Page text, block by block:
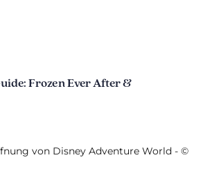
Frozen Ever After &